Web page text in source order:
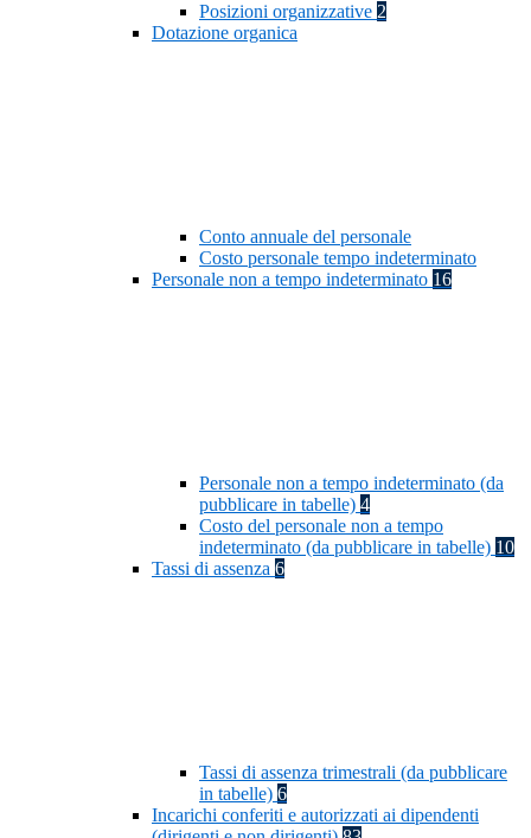
Posizioni organizzative 2
Dotazione organica
Conto annuale del personale
Costo personale tempo indeterminato
Personale non a tempo indeterminato 16
Personale non a tempo indeterminato (da
pubblicare in tabelle) 4
Costo del personale non a tempo
indeterminato (da pubblicare in tabelle) 10
Tassi di assenza 6
Tassi di assenza trimestrali (da pubblicare
in tabelle) 6
Incarichi conferiti e autorizzati ai dipendenti